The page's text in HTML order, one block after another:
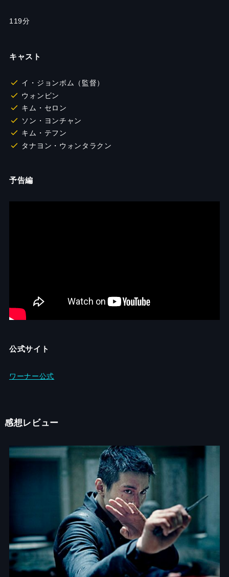
119分
キャスト
イ・ジョンボム（監督）
ウォンビン
キム・セロン
ソン・ヨンチャン
キム・テフン
タナヨン・ウォンタラクン
予告編
公式サイト
ワーナー公式
感想レビュー